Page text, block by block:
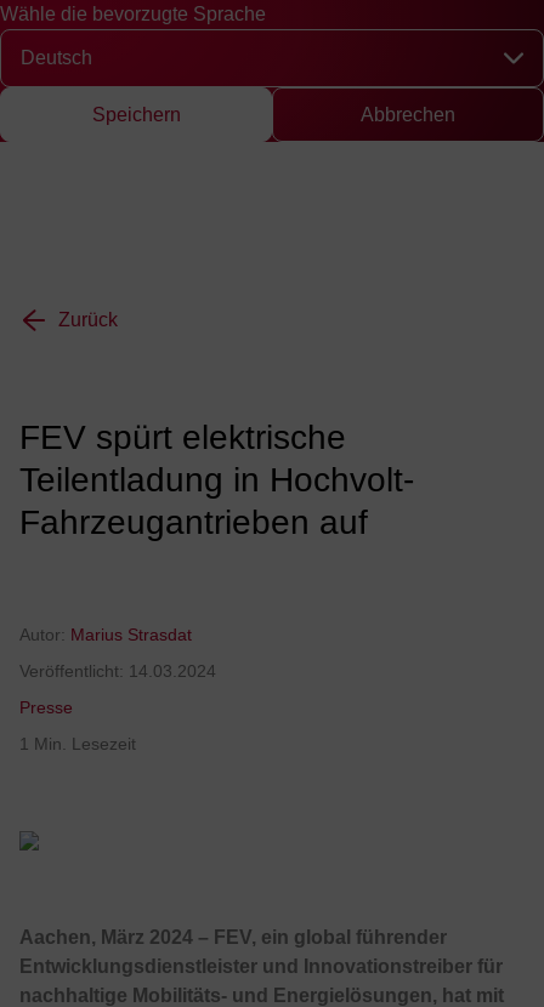
Wähle die bevorzugte Sprache
Wähle die bevorzugte Sprache
Speichern Abbrechen
Schnellzugriff
Suche
English Chinese
Zurück
FEV spürt elektrische
Teilentladung in Hochvolt-
Fahrzeugantrieben auf
Autor: Marius Strasdat
Veröffentlicht: 14.03.2024
Presse
1 Min. Lesezeit
Aachen, März 2024 – FEV, ein global führender
Entwicklungsdienstleister und Innovationstreiber für
nachhaltige Mobilitäts- und Energielösungen, hat mit